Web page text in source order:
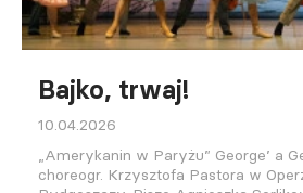
Bajko, trwaj!
10.04.2026
„Amerykanin w Paryżu” George’ a
choreogr. Krzysztofa Pastora w